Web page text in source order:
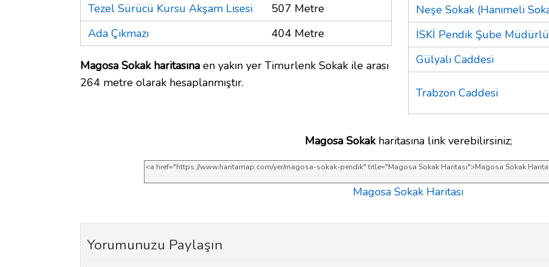
Tezel Sürücü Kursu Akşam Lisesi
507 Metre
Ada Çıkmazı
404 Metre
Magosa Sokak haritasına en yakın yer Timurlenk Sokak ile arası
264 metre olarak hesaplanmıştır.
Neşe Sokak (Hanımeli
İSKİ Pendik Şube
Gülyalı Caddesi
Trabzon Caddesi
Magosa Sokakharitasına link verebilirsiniz;
Magosa Sokak Haritası
Yorumunuzu Paylaşın